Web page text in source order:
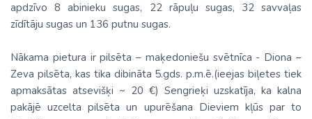
apdzīvo 8 abinieku sugas, 22 rāpuļu sugas, 32 savvaļas
zīdītāju sugas un 136 putnu sugas.
Nākama pietura ir pilsēta – maķedoniešu svētnīca - Diona –
Zeva pilsēta, kas tika dibināta 5.gds. p.m.ē.(ieejas biļetes tiek
apmaksātas atsevišķi ~ 20 €) Sengrieķi uzskatīja, ka kalna
pakājē uzcelta pilsēta un upurēšana Dieviem kļūs par to